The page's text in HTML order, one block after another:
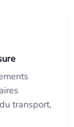
transport,